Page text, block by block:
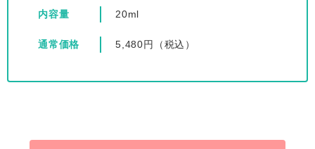
内容量 20ml
通常価格 5,480円（税込）